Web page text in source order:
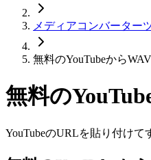
メディアコンバーター
無料のYouTubeから
無料の
YouTubeのURLを貼り付けて